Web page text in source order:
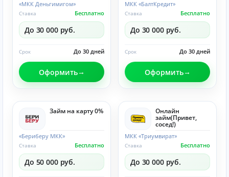
«МКК Деньгимигом»
Бесплатно
Ставка
До 30 000 руб.
До 30 дней
Срок
Оформить
МКК «БалтКредит»
Бесплатно
Ставка
До 30 000 руб.
До 30 дней
Срок
Оформить
Займ на карту 0%
«Бериберу МКК»
Бесплатно
Ставка
До 50 000 руб.
Онлайн
займ(Привет,
сосед!)
МКК «Триумвират»
Бесплатно
Ставка
До 30 000 руб.